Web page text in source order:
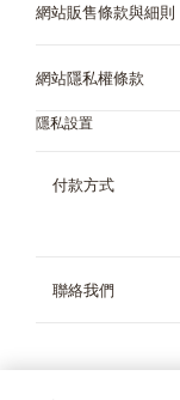
所有風味
咖啡世界
問與答
實體門市購買通路
付款方式
聯絡我們
網站販售條款與細則
網站隱私權條款
隱私設置